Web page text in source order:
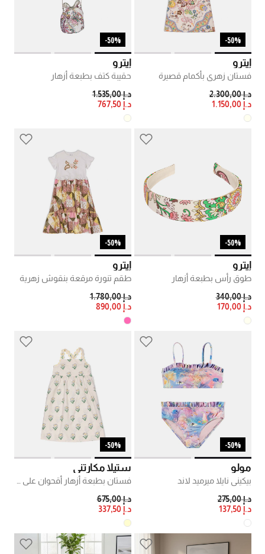
50%-
إيترو
فستان زهري بأكمام قصيرة
PRICE REDUCED FROM
د.إ 2.300,00
TO
د.إ 1.150,00
50%-
إيترو
حقيبة كتف بطبعة أزهار
PRICE REDUCED FROM
د.إ 1.535,00
د.إ 767,50
50%-
إيترو
طوق رأس بطبعة أزهار
PRICE REDUCED FROM
د.إ 340,00
د.إ 170,00
50%-
إيترو
طقم تنورة مرقعة بنقوش زهرية
PRICE REDUCED FROM
د.إ 1.780,00
د.إ 890,00
50%-
مولو
بيكيني نايلا ميرميد لاند
PRICE REDUCED FROM
د.إ 275,00
TO
د.إ 137,50
50%-
ستيلا مكارتني
PRICE REDUCED FROM
د.إ 675,00
د.إ 337,50